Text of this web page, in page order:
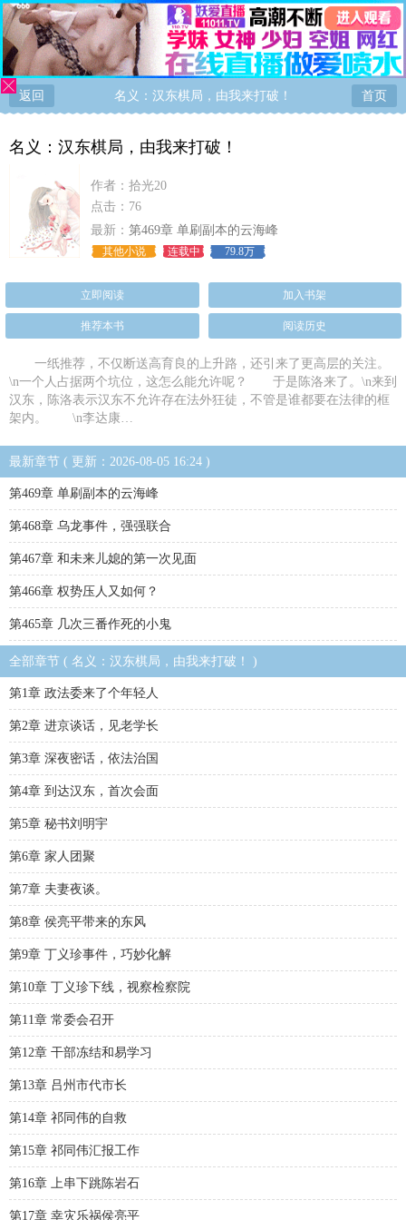
返回 名义：汉东棋局，由我来打破！ 首页
名义：汉东棋局，由我来打破！
作者： 拾光20
点击：76
最新： 第469章 单刷副本的云海峰
其他小说 连载中 79.8万
立即阅读 加入书架
推荐本书 阅读历史
一纸推荐，不仅断送高育良的上升路，还引来了更高层的关注。
\n一个人占据两个坑位，这怎么能允许呢？ 于是陈洛来了。\n来到
汉东，陈洛表示汉东不允许存在法外狂徒，不管是谁都要在法律的框
架内。 \n李达康…
最新章节 ( 更新：2026-08-05 16:24 )
第469章 单刷副本的云海峰
第468章 乌龙事件，强强联合
第467章 和未来儿媳的第一次见面
第466章 权势压人又如何？
第465章 几次三番作死的小鬼
全部章节 ( 名义：汉东棋局，由我来打破！ )
第1章 政法委来了个年轻人
第2章 进京谈话，见老学长
第3章 深夜密话，依法治国
第4章 到达汉东，首次会面
第5章 秘书刘明宇
第6章 家人团聚
第7章 夫妻夜谈。
第8章 侯亮平带来的东风
第9章 丁义珍事件，巧妙化解
第10章 丁义珍下线，视察检察院
第11章 常委会召开
第12章 干部冻结和易学习
第13章 吕州市代市长
第14章 祁同伟的自救
第15章 祁同伟汇报工作
第16章 上串下跳陈岩石
第17章 幸灾乐祸侯亮平